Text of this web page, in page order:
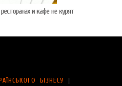
и кафе не курят
БІЗНЕСУ |